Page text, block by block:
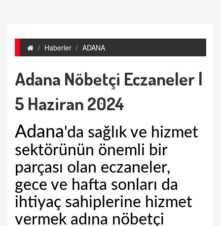
Haberler ADANA
Adana Nöbetçi Eczaneler |
5 Haziran 2024
Adana'da sağlık ve hizmet
sektörünün önemli bir
parçası olan eczaneler,
gece ve hafta sonları da
ihtiyaç sahiplerine hizmet
vermek adına nöbetçi